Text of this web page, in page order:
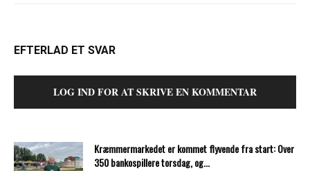
EFTERLAD ET SVAR
LOG IND FOR AT SKRIVE EN KOMMENTAR
Kræmmermarkedet er kommet flyvende fra start: Over
350 bankospillere torsdag, og...